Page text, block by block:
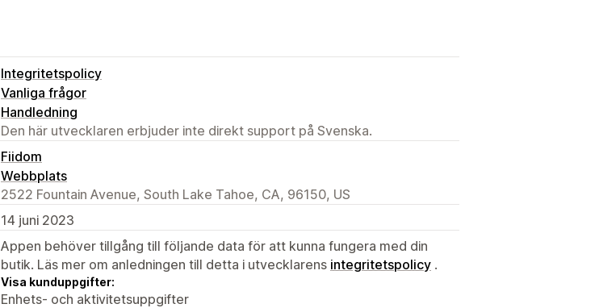
Integritetspolicy
Vanliga frågor
Handledning
Den här utvecklaren erbjuder inte direkt support på Svenska.
Fiidom
Webbplats
2522 Fountain Avenue, South Lake Tahoe, CA, 96150, US
14 juni 2023
Appen behöver tillgång till följande data för att kunna fungera med din
butik. Läs mer om anledningen till detta i utvecklarens integritetspolicy .
Visa kunduppgifter:
Enhets- och aktivitetsuppgifter